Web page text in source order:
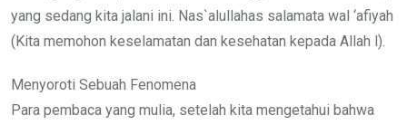
yang sedang kita jalani ini. Nas`alullahas salamata wal ‘afiyah
(Kita memohon keselamatan dan kesehatan kepada Allah l).
Menyoroti Sebuah Fenomena
Para pembaca yang mulia, setelah kita mengetahui bahwa